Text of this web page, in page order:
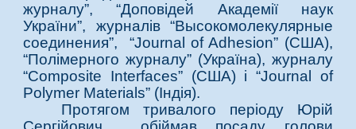
журналу”, “Доповідей Академії наук
України”, журналів “Высокомолекулярные
соединения”, “Journal of Adhesion” (США),
“Полімерного журналу” (Україна), журналу
“Composite Interfaces” (США) і “Journal of
Polymer Materials” (Індія).
Протягом тривалого періоду Юрій